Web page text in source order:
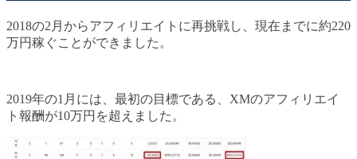
2018の2月からアフィリエイトに再挑戦し、現在までに約220
万円稼ぐことができました。
2019年の1月には、最初の目標である、XMのアフィリエイ
ト報酬が10万円を超えました。